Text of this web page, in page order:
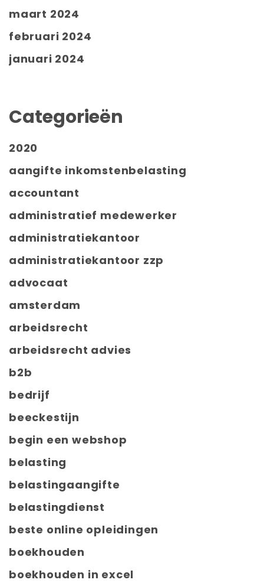
maart 2024
februari 2024
januari 2024
Categorieën
2020
aangifte inkomstenbelasting
accountant
administratief medewerker
administratiekantoor
administratiekantoor zzp
advocaat
amsterdam
arbeidsrecht
arbeidsrecht advies
b2b
bedrijf
beeckestijn
begin een webshop
belasting
belastingaangifte
belastingdienst
beste online opleidingen
boekhouden
boekhouden in excel